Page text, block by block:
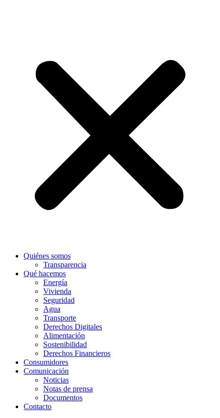
Quiénes somos
Transparencia
Qué hacemos
Energía
Vivienda
Seguridad
Agua
Transporte
Derechos Digitales
Alimentación
Sostenibilidad
Derechos Financieros
Consumidores
Comunicación
Noticias
Notas de prensa
Documentos
Contacto